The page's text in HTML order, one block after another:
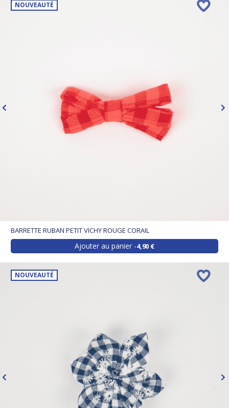
NOUVEAUTÉ
BARRETTE RUBAN PETIT VICHY ROUGE CORAIL
Ajouter au panier 4,90 €
NOUVEAUTÉ